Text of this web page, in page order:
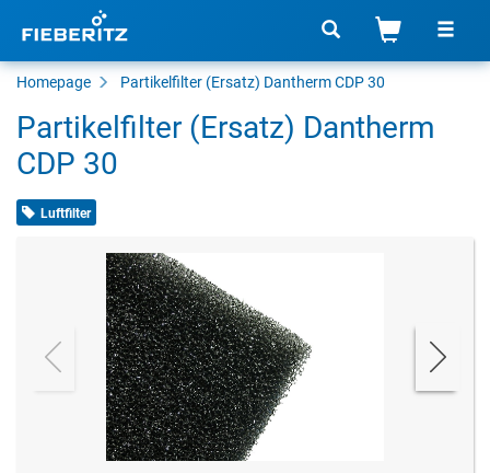
Homepage Partikelfilter (Ersatz) Dantherm CDP 30
Partikelfilter (Ersatz) Dantherm
CDP 30
Luftfilter